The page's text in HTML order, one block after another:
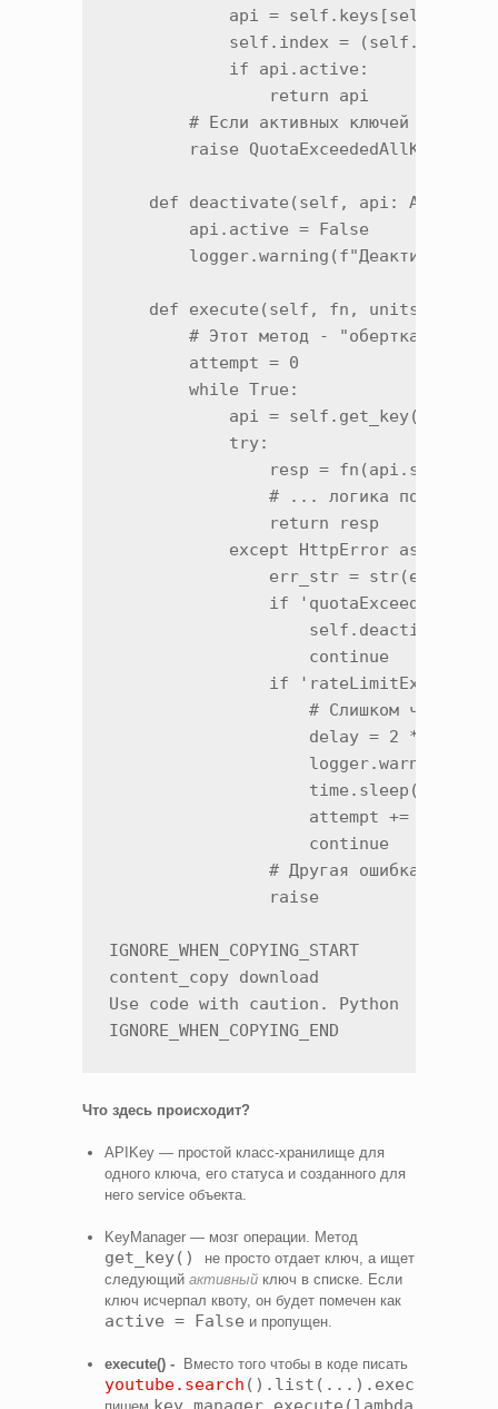
            api = self.keys[self.index]
self.index = (self.index
            if api.active:
                return api
# Если активных ключей не
        raise QuotaExceededAllKeys()
    def deactivate(self, api: APIKey):
        api.active = False
logger.warning(f"Деактивирован
def execute(self, fn, units=0,
# Этот метод - "обертка" для
        attempt = 0
        while True:
api = self.get_key() #
            try:
resp =
# ... логика подсчета
                return resp
            except HttpError as e:
                err_str = str(e)
if 'quotaExceeded' in
                    continue
if
# Слишком частые
delay = 2 **
                    time.sleep(delay)
                    attempt += 1
                    continue
# Другая ошибка,
                raise
IGNORE_WHEN_COPYING_START
content_copy download
Use code with caution. Python
Что здесь происходит?
APIKey — простой класс-хранилище для
одного ключа, его статуса и созданного для
него service объекта.
KeyManager — мозг операции. Метод
get_key()
не просто отдает ключ, а ищет
следующий активный ключ в списке. Если
ключ исчерпал квоту, он будет помечен как
active = False и пропущен.
execute() - Вместо того чтобы в коде писать
youtube.search ().list(...).execute()